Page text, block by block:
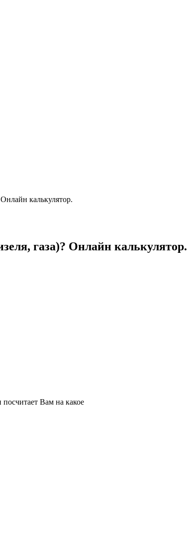
калькулятор.
газа)? Онлайн калькулятор.
Вам на какое